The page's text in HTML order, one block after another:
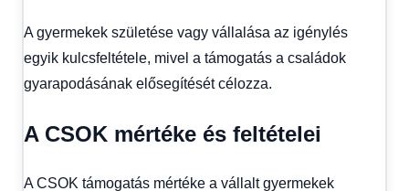
A gyermekek születése vagy vállalása az igénylés
egyik kulcsfeltétele, mivel a támogatás a családok
gyarapodásának elősegítését célozza.
A CSOK mértéke és feltételei
A CSOK támogatás mértéke a vállalt gyermekek